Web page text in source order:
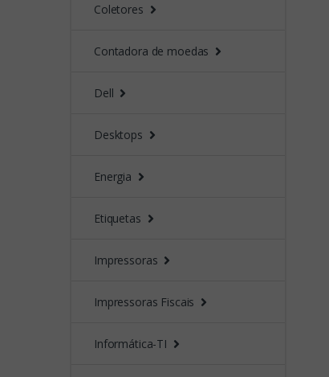
Coletores
Contadora de moedas
Dell
Desktops
Energia
Etiquetas
Impressoras
Impressoras Fiscais
Informática-TI